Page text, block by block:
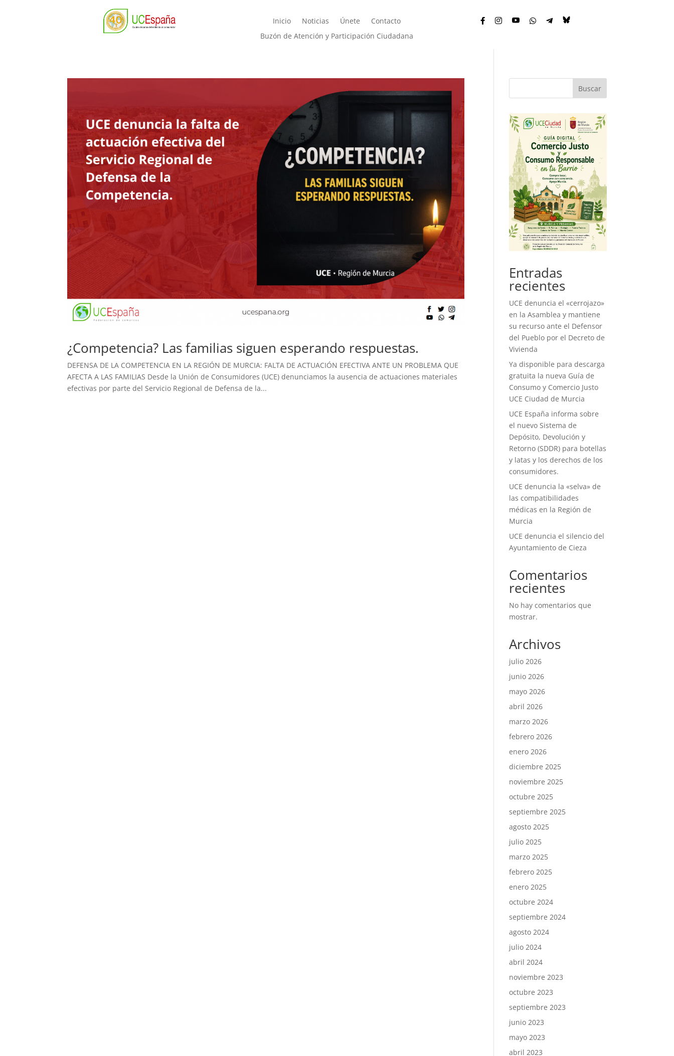
Inicio Noticias Únete
Contacto
Buzón de Atención y Participación Ciudadana
    
¿Competencia? Las familias siguen esperando respuestas.
DEFENSA DE LA COMPETENCIA EN LA REGIÓN DE MURCIA: FALTA DE ACTUACIÓN EFECTIVA ANTE UN PROBLEMA QUE
AFECTA A LAS FAMILIAS Desde la Unión de Consumidores (UCE) denunciamos la ausencia de actuaciones materiales
efectivas por parte del Servicio Regional de Defensa de la...
Buscar
Entradas
recientes
UCE denuncia el «cerrojazo»
en la Asamblea y mantiene
su recurso ante el Defensor
del Pueblo por el Decreto de
Vivienda
Ya disponible para descarga
gratuita la nueva Guía de
Consumo y Comercio Justo
UCE Ciudad de Murcia
UCE España informa sobre
el nuevo Sistema de
Depósito, Devolución y
Retorno (SDDR) para botellas
y latas y los derechos de los
consumidores.
UCE denuncia la «selva» de
las compatibilidades
médicas en la Región de
Murcia
UCE denuncia el silencio del
Ayuntamiento de Cieza
Comentarios
recientes
No hay comentarios que
mostrar.
Archivos
julio 2026
junio 2026
mayo 2026
abril 2026
marzo 2026
febrero 2026
enero 2026
diciembre 2025
noviembre 2025
octubre 2025
septiembre 2025
agosto 2025
julio 2025
marzo 2025
febrero 2025
enero 2025
octubre 2024
septiembre 2024
agosto 2024
julio 2024
abril 2024
noviembre 2023
octubre 2023
septiembre 2023
junio 2023
mayo 2023
abril 2023